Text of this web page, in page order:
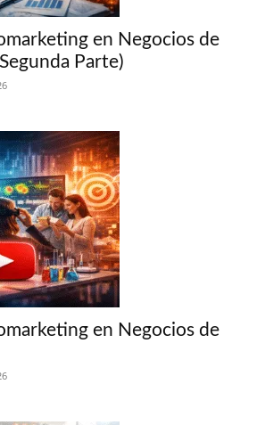
en Negocios de
Parte)
en Negocios de